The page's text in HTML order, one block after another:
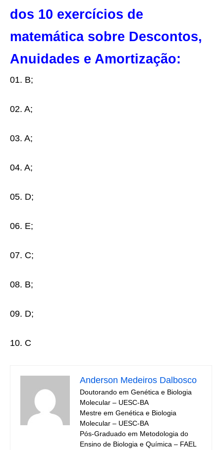
dos 10 exercícios de
matemática sobre Descontos,
Anuidades e Amortização:
01. B;
02. A;
03. A;
04. A;
05. D;
06. E;
07. C;
08. B;
09. D;
10. C
Anderson Medeiros Dalbosco
Doutorando em Genética e Biologia
Molecular – UESC-BA
Mestre em Genética e Biologia
Molecular – UESC-BA
Pós-Graduado em Metodologia do
Ensino de Biologia e Química – FAEL